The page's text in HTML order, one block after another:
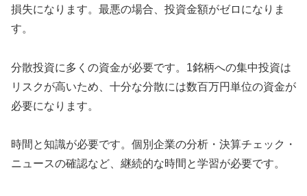
損失になります。最悪の場合、投資金額がゼロになりま
す。
分散投資に多くの資金が必要です。1銘柄への集中投資は
リスクが高いため、十分な分散には数百万円単位の資金が
必要になります。
時間と知識が必要です。個別企業の分析・決算チェック・
ニュースの確認など、継続的な時間と学習が必要です。